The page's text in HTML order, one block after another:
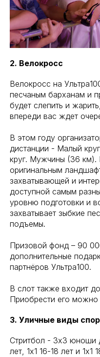
2. Велокросс
Велокросс на
песчаным барханам и
будет слепить и
впереди вас ждет
В этом году
дистанции - Малый
круг. Мужчины (36 км).
оригинальным
захватывающей и
доступной самым
уровню подготовки и
захватывает зыбкие
подъемы.
Призовой фонд – 90
дополнительные
партнёров Ультра100.
В слот также входит
Приобрести его можно
3. Уличные виды
Стритбол - 3x3 юноши
лет, 1х1 16-18 лет и 1х1